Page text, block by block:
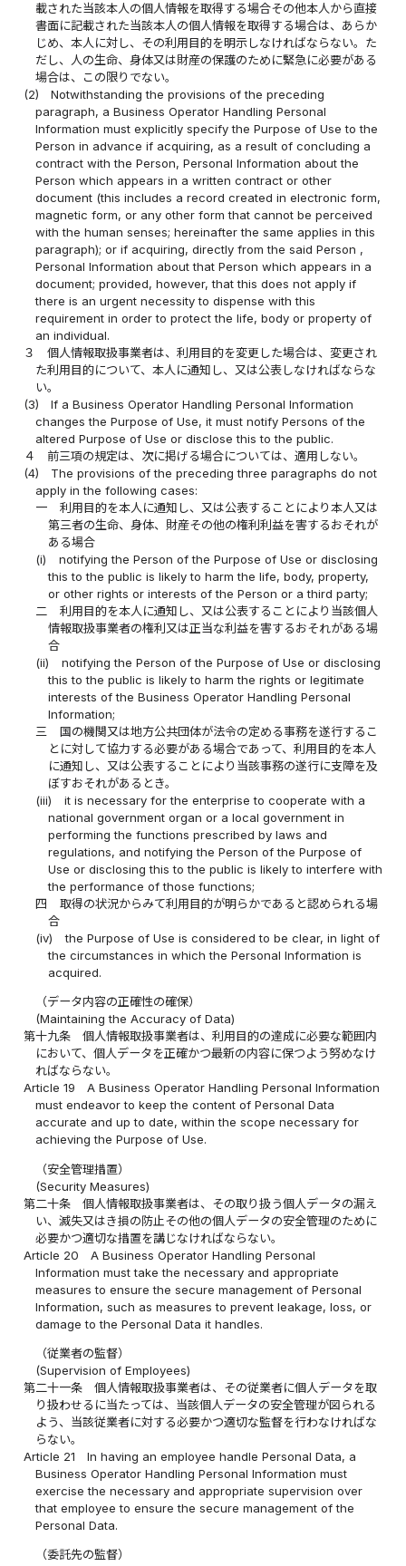
載された当該本人の個人情報を取得する場合その他本人から直接
書面に記載された当該本人の個人情報を取得する場合は、あらか
じめ、本人に対し、その利用目的を明示しなければならない。た
だし、人の生命、身体又は財産の保護のために緊急に必要がある
場合は、この限りでない。
(2)
Notwithstanding the provisions of the preceding
paragraph, a Business Operator Handling Personal
Information must explicitly specify the Purpose of Use to the
Person in advance if acquiring, as a result of concluding a
contract with the Person, Personal Information about the
Person which appears in a written contract or other
document (this includes a record created in electronic form,
magnetic form, or any other form that cannot be perceived
with the human senses; hereinafter the same applies in this
paragraph); or if acquiring, directly from the said Person ,
Personal Information about that Person which appears in a
document; provided, however, that this does not apply if
there is an urgent necessity to dispense with this
requirement in order to protect the life, body or property of
an individual.
３
個人情報取扱事業者は、利用目的を変更した場合は、変更され
た利用目的について、本人に通知し、又は公表しなければならな
い。
(3)
If a Business Operator Handling Personal Information
changes the Purpose of Use, it must notify Persons of the
altered Purpose of Use or disclose this to the public.
４
前三項の規定は、次に掲げる場合については、適用しない。
(4)
The provisions of the preceding three paragraphs do not
apply in the following cases:
一
利用目的を本人に通知し、又は公表することにより本人又は
第三者の生命、身体、財産その他の権利利益を害するおそれが
ある場合
(i)
notifying the Person of the Purpose of Use or disclosing
this to the public is likely to harm the life, body, property,
or other rights or interests of the Person or a third party;
二
利用目的を本人に通知し、又は公表することにより当該個人
情報取扱事業者の権利又は正当な利益を害するおそれがある場
合
(ii)
notifying the Person of the Purpose of Use or disclosing
this to the public is likely to harm the rights or legitimate
interests of the Business Operator Handling Personal
Information;
三
国の機関又は地方公共団体が法令の定める事務を遂行するこ
とに対して協力する必要がある場合であって、利用目的を本人
に通知し、又は公表することにより当該事務の遂行に支障を及
ぼすおそれがあるとき。
(iii)
it is necessary for the enterprise to cooperate with a
national government organ or a local government in
performing the functions prescribed by laws and
regulations, and notifying the Person of the Purpose of
Use or disclosing this to the public is likely to interfere with
the performance of those functions;
四
取得の状況からみて利用目的が明らかであると認められる場
合
(iv)
the Purpose of Use is considered to be clear, in light of
the circumstances in which the Personal Information is
acquired.
（データ内容の正確性の確保）
(Maintaining the Accuracy of Data)
第十九条
個人情報取扱事業者は、利用目的の達成に必要な範囲内
において、個人データを正確かつ最新の内容に保つよう努めなけ
ればならない。
Article 19
A Business Operator Handling Personal Information
must endeavor to keep the content of Personal Data
accurate and up to date, within the scope necessary for
achieving the Purpose of Use.
（安全管理措置）
(Security Measures)
第二十条
個人情報取扱事業者は、その取り扱う個人データの漏え
い、滅失又はき損の防止その他の個人データの安全管理のために
必要かつ適切な措置を講じなければならない。
Article 20
A Business Operator Handling Personal
Information must take the necessary and appropriate
measures to ensure the secure management of Personal
Information, such as measures to prevent leakage, loss, or
damage to the Personal Data it handles.
（従業者の監督）
(Supervision of Employees)
第二十一条
個人情報取扱事業者は、その従業者に個人データを取
り扱わせるに当たっては、当該個人データの安全管理が図られる
よう、当該従業者に対する必要かつ適切な監督を行わなければな
らない。
Article 21
In having an employee handle Personal Data, a
Business Operator Handling Personal Information must
exercise the necessary and appropriate supervision over
that employee to ensure the secure management of the
Personal Data.
（委託先の監督）